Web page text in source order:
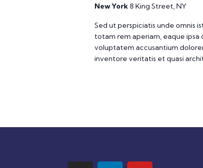
New York8 King Street, NY
Sed ut perspiciatis unde omnis
totam rem aperiam, eaque ipsa
voluptatem accusantium
inventore veritatis et quasi